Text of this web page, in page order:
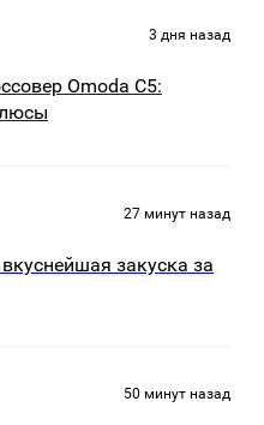
3 дня назад
Omoda C5:
27 минут назад
закуска за
50 минут назад